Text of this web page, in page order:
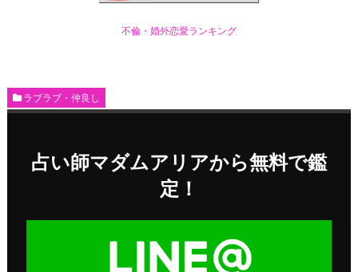
不倫・婚外恋愛ランキング
ラブラブ・仲良し
占い師マダムアリアから無料で鑑
定！